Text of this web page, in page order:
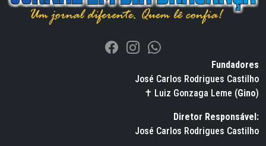
Fundadores
José Carlos Rodrigues Castilho
✝ Luiz Gonzaga Leme (Gino)
Diretor Responsável:
José Carlos Rodrigues Castilho